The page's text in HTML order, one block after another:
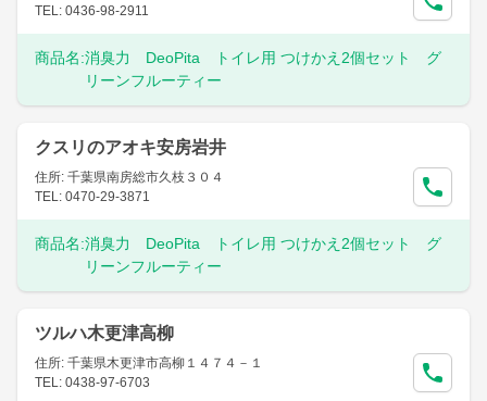
TEL: 0436-98-2911
商品名:消臭力 DeoPita トイレ用 つけかえ2個セット グ
リーンフルーティー
クスリのアオキ安房岩井
住所: 千葉県南房総市久枝３０４
TEL: 0470-29-3871
商品名:消臭力 DeoPita トイレ用 つけかえ2個セット グ
リーンフルーティー
ツルハ木更津高柳
住所: 千葉県木更津市高柳１４７４－１
TEL: 0438-97-6703